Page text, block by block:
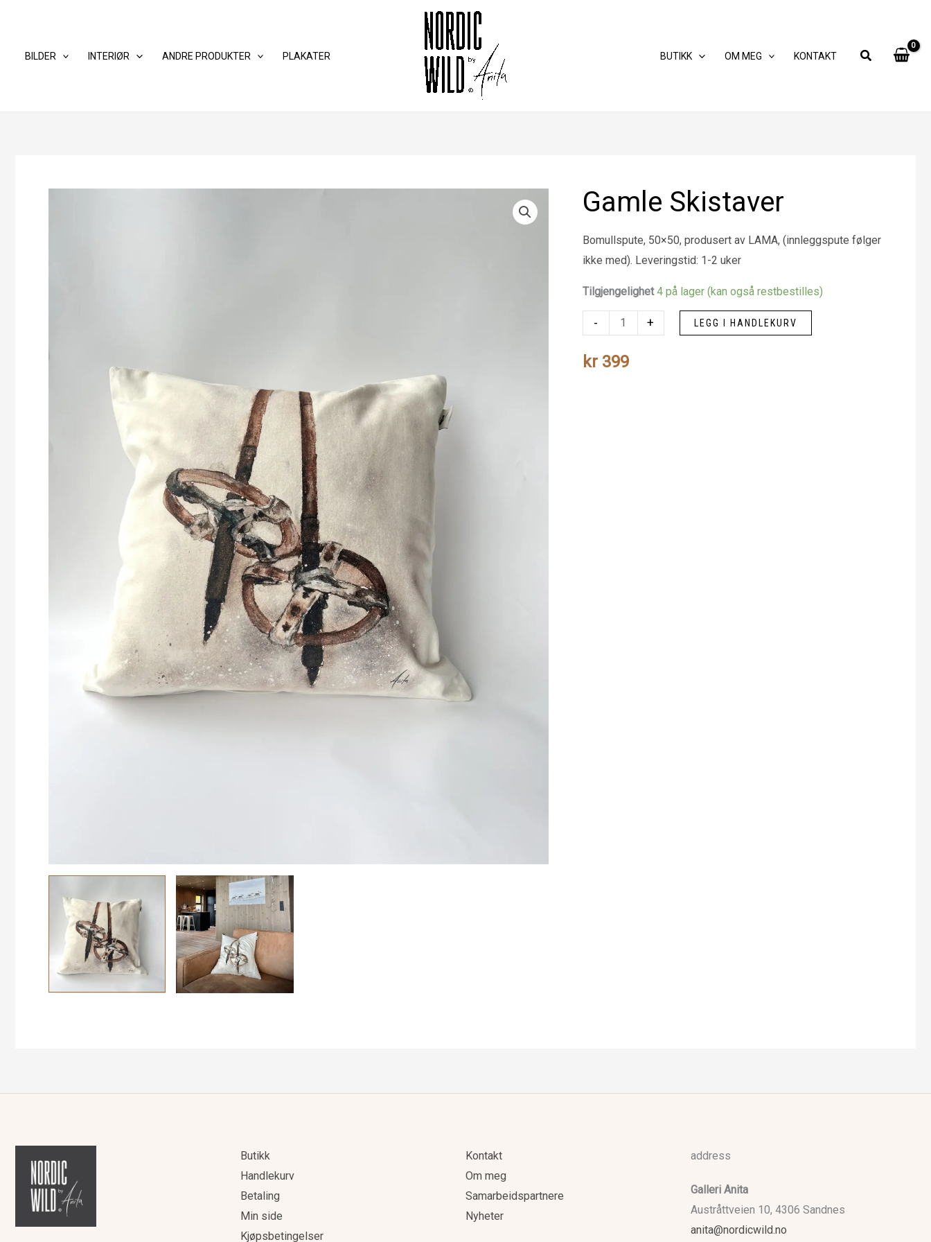
BILDER INTERIØR ANDRE PRODUKTER PLAKATER BUTIKK OM MEG KONTAKT
Gamle Skistaver
Bomullspute, 50×50, produsert av LAMA, (innleggspute følger
ikke med). Leveringstid: 1-2 uker
Tilgjengelighet 4 på lager (kan også restbestilles)
-
Gamle
Skistaver
antall
+ LEGG I HANDLEKURV
kr399
Butikk
Handlekurv
Betaling
Min side
Kjøpsbetingelser
Kontakt
Om meg
Samarbeidspartnere
Nyheter
address
Galleri Anita
Austråttveien 10, 4306 Sandnes
anita@nordicwild.no